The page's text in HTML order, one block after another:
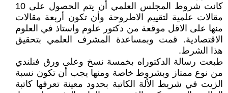
كانت شروط المجلس العلمي أن يتم الحصول على 10
مقالات علمية لتقييم الاطروحة وأن تكون أربعة مقالات
منها على الاقل موقعة من دكتور علوم واستاذ في العلوم
الاقتصادية. قمت وبمساعدة المشرف العلمي بتحقيق
هذا الشرط.
طبعت رسالة الدكتوراه بخمسة نسخ وعلى ورق فنلندي
من نوع ممتاز وبشروط خاصة ومنها يجب أن تكون نسبة
الزيت في شريط الألة الكاتبة بحدود معينة تعرفها كاتبة